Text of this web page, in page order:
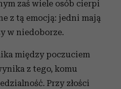
zaś wiele osób cierpi
z tą emocją: jedni mają
w niedoborze.
między poczuciem
z tego, komu
Przy złości